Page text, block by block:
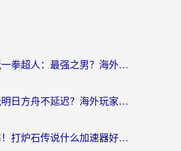
印度怎么玩一拳超人：最强之男？海外党国服游戏加速避坑指南
国外怎么玩明日方舟不延迟？海外玩家国服游戏加速终极指南（附DNF梦幻诛仙解决方案）
海外党别愁！打炉石传说什么加速器好用？3个实用技巧解决国服游戏卡顿